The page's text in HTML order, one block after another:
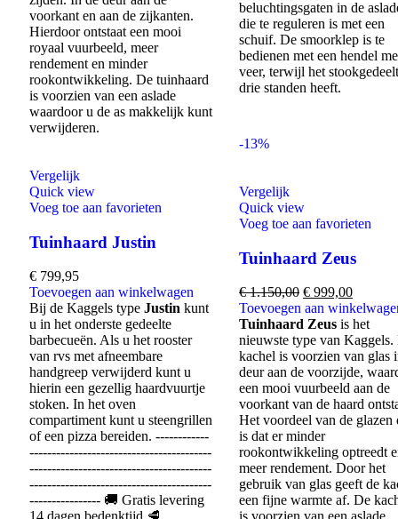
voorkant en aan de zijkanten.
Hierdoor ontstaat een mooi
royaal vuurbeeld, meer
rendement en minder
rookontwikkeling. De tuinhaard
is voorzien van een aslade
waardoor u de as makkelijk kunt
verwijderen.
beluchtingsgaten in de
die te reguleren is met een
schuif. De smoorklep is te
bedienen met een hendel
veer, terwijl het
drie standen heeft.
Vergelijk
Quick view
Voeg toe aan favorieten
Tuinhaard Justin
€ 799,95
Toevoegen aan winkelwagen
Bij de Kaggels type Justin kunt
u in het onderste gedeelte
barbecueën. Als u het rooster
van rvs met afneembare
handgreep verwijderd kunt u
hierin een gezellig haardvuurtje
stoken. In het oven
compartiment kunt u steengrillen
of een pizza bereiden. ------------
-----------------------------------------
-----------------------------------------
-----------------------------------------
---------------- 🚚 Gratis levering
-13%
Vergelijk
Quick view
Voeg toe aan favorieten
Tuinhaard Zeus
€1.150,00 € 999,00
Toevoegen aan
Tuinhaard Zeus is het
nieuwste type van Kaggels.
kachel is voorzien van glas
deur aan de voorzijde,
een mooi vuurbeeld aan de
voorkant van de haard
Het voordeel van de glazen
is dat er minder
rookontwikkeling optreedt
meer rendement. Door het
gebruik van glas geeft de
een fijne warmte af. De